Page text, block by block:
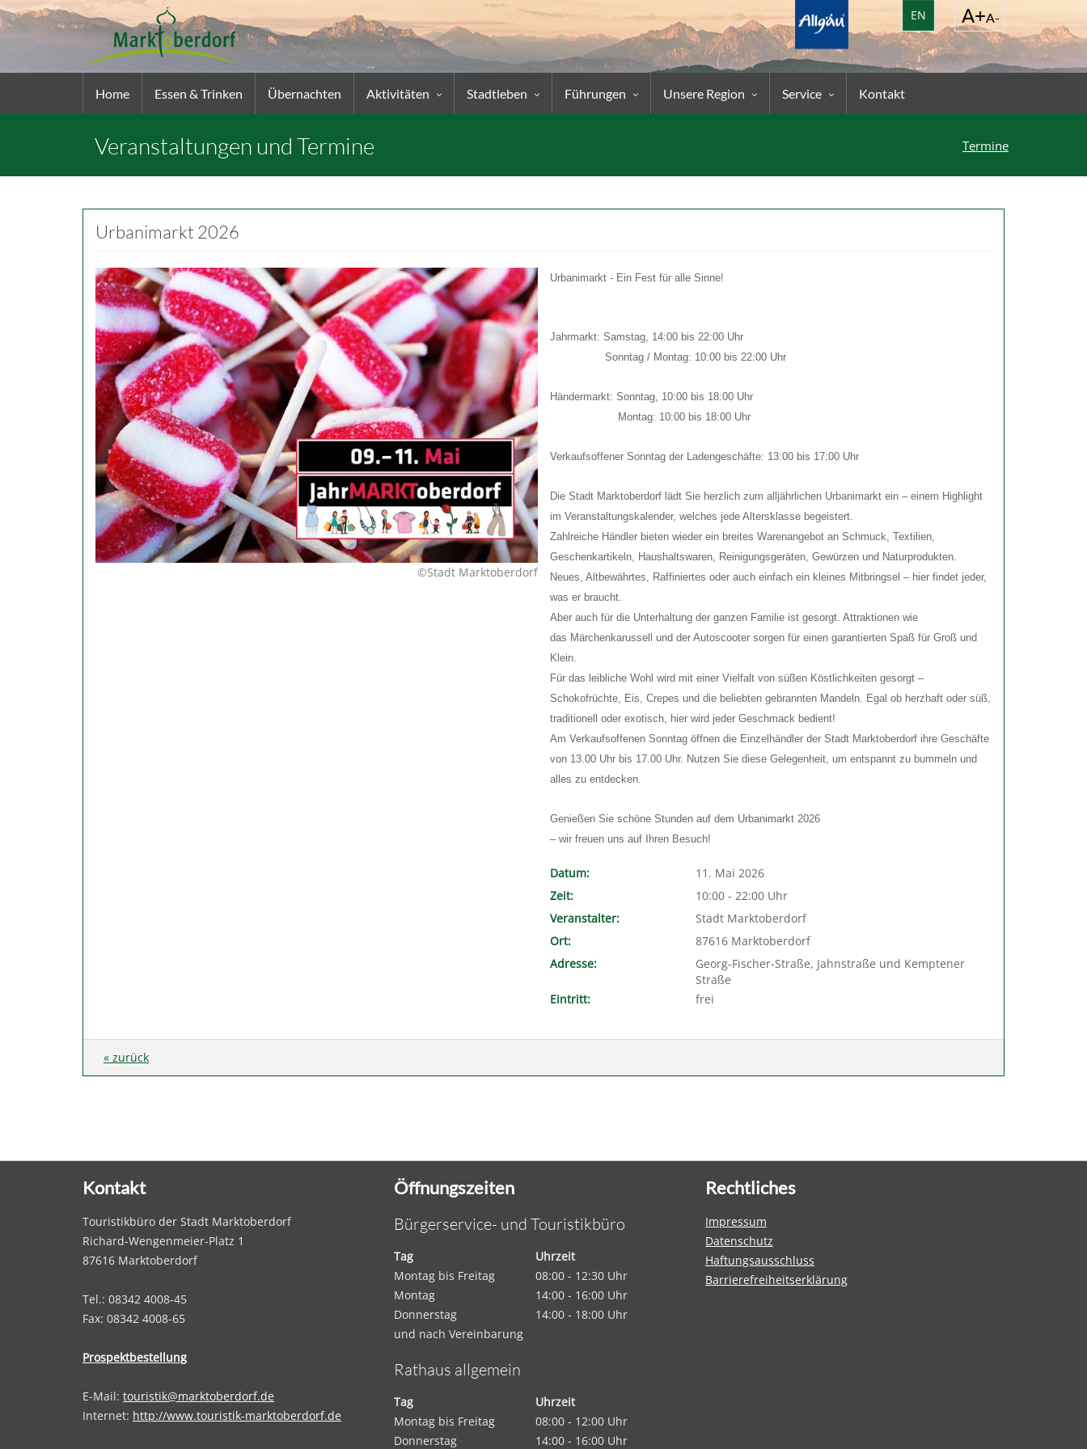
EN
Home Essen & Trinken Übernachten Aktivitäten Stadtleben Führungen Unsere Region Service Kontakt
Veranstaltungen und Termine Termine
Urbanimarkt 2026
©Stadt Marktoberdorf
Urbanimarkt - Ein Fest für alle Sinne!
Jahrmarkt: Samstag, 14:00 bis 22:00 Uhr
Sonntag / Montag: 10:00 bis 22:00 Uhr
Händermarkt: Sonntag, 10:00 bis 18:00 Uhr
Montag: 10:00 bis 18:00 Uhr
Verkaufsoffener Sonntag der Ladengeschäfte: 13:00 bis 17:00 Uhr
Die Stadt Marktoberdorf lädt Sie herzlich zum alljährlichen Urbanimarkt ein – einem Highlight
im Veranstaltungskalender, welches jede Altersklasse begeistert.
Zahlreiche Händler bieten wieder ein breites Warenangebot an Schmuck, Textilien,
Geschenkartikeln, Haushaltswaren, Reinigungsgeräten, Gewürzen und Naturprodukten.
Neues, Altbewährtes, Raffiniertes oder auch einfach ein kleines Mitbringsel – hier findet jeder,
was er braucht.
Aber auch für die Unterhaltung der ganzen Familie ist gesorgt. Attraktionen wie
das Märchenkarussell und der Autoscooter sorgen für einen garantierten Spaß für Groß und
Klein.
Für das leibliche Wohl wird mit einer Vielfalt von süßen Köstlichkeiten gesorgt –
Schokofrüchte, Eis, Crepes und die beliebten gebrannten Mandeln. Egal ob herzhaft oder süß,
traditionell oder exotisch, hier wird jeder Geschmack bedient!
Am Verkaufsoffenen Sonntag öffnen die Einzelhändler der Stadt Marktoberdorf ihre Geschäfte
von 13.00 Uhr bis 17.00 Uhr. Nutzen Sie diese Gelegenheit, um entspannt zu bummeln und
alles zu entdecken.
Genießen Sie schöne Stunden auf dem Urbanimarkt 2026
– wir freuen uns auf Ihren Besuch!
Datum:
11. Mai 2026
Zeit:
10:00 - 22:00 Uhr
Veranstalter:
Stadt Marktoberdorf
Ort:
87616 Marktoberdorf
Adresse:
Georg-Fischer-Straße, Jahnstraße und Kemptener
Straße
Eintritt:
frei
« zurück
Kontakt
Touristikbüro der Stadt Marktoberdorf
Richard-Wengenmeier-Platz 1
87616 Marktoberdorf
Tel.: 08342 4008-45
Fax: 08342 4008-65
Prospektbestellung
E-Mail: touristik@marktoberdorf.de
Internet: http://www.touristik-marktoberdorf.de
Öffnungszeiten
Bürgerservice- und Touristikbüro
Tag
Uhrzeit
Montag bis Freitag
08:00 - 12:30 Uhr
Montag
14:00 - 16:00 Uhr
Donnerstag
14:00 - 18:00 Uhr
und nach Vereinbarung
Rathaus allgemein
Tag
Uhrzeit
Montag bis Freitag
08:00 - 12:00 Uhr
Donnerstag
14:00 - 16:00 Uhr
Rechtliches
Impressum
Datenschutz
Haftungsausschluss
Barrierefreiheitserklärung